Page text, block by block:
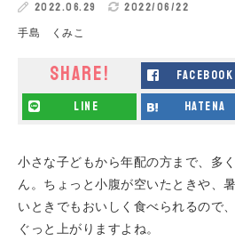
2022.06.29 2022/06/22
手島 くみこ
SHARE! facebook
line hatena
小さな子どもから年配の方まで、多
ん。ちょっと小腹が空いたときや、
いときでもおいしく食べられるので
ぐっと上がりますよね。